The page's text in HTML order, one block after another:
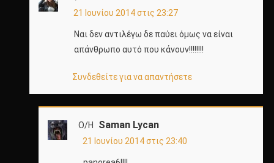
21 Ιουνίου 2014 στις 23:27
Ναι δεν αντιλέγω δε παύει όμως να είναι
απάνθρωπο αυτό που κάνουν!!!!!!!!
Συνδεθείτε για να απαντήσετε
Ο/Η Saman Lycan
21 Ιουνίου 2014 στις 23:40